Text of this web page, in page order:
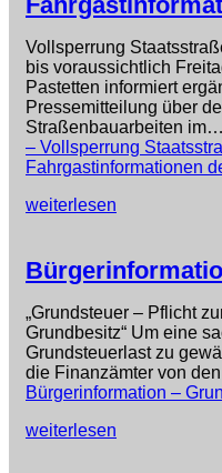
Vollsperrung
bis voraussichtlich
Pastetten informiert
Pressemitteilung über
Straßenbauarbeiten im…
– Vollsperrung
Fahrgastinformationen
weiterlesen
„Grundsteuer – Pflicht
Grundbesitz“ Um eine
Grundsteuerlast zu
die Finanzämter von
Bürgerinformation –
weiterlesen